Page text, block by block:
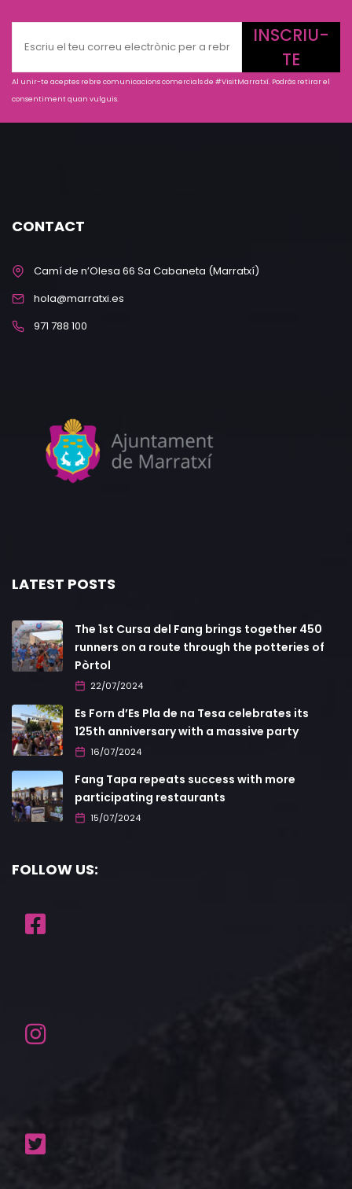
INSCRIU-
TE
Al unir-te aceptes rebre comunicacions comercials de #VisitMarratxí. Podràs retirar el
consentiment quan vulguis.
CONTACT
Camí de n’Olesa 66 Sa Cabaneta (Marratxí)
hola@marratxi.es
971 788 100
LATEST POSTS
The 1st Cursa del Fang brings together 450
runners on a route through the potteries of
Pòrtol
22/07/2024
Es Forn d’Es Pla de na Tesa celebrates its
125th anniversary with a massive party
16/07/2024
Fang Tapa repeats success with more
participating restaurants
15/07/2024
FOLLOW US: